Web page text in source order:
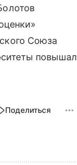
Союза
повышал
Поделиться